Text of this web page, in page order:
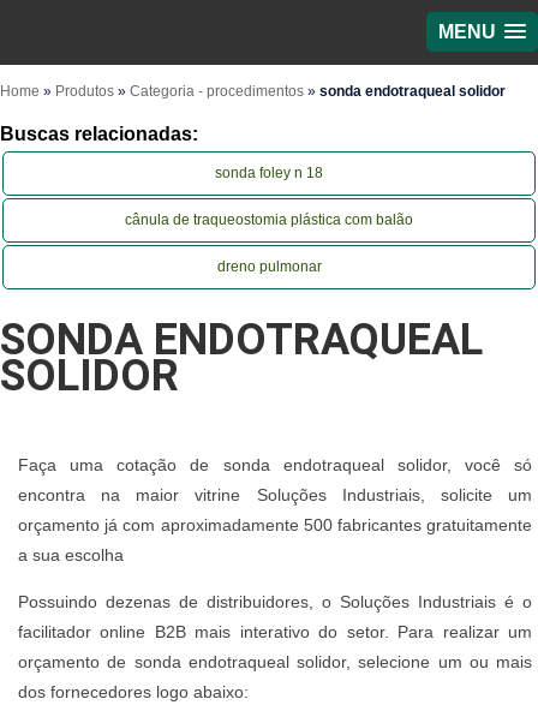
MENU
Home » Produtos » Categoria - procedimentos » sonda endotraqueal solidor
Buscas relacionadas:
sonda foley n 18
cânula de traqueostomia plástica com balão
dreno pulmonar
SONDA ENDOTRAQUEAL
SOLIDOR
Faça uma cotação de sonda endotraqueal solidor, você só
encontra na maior vitrine Soluções Industriais, solicite um
orçamento já com aproximadamente 500 fabricantes gratuitamente
a sua escolha
Possuindo dezenas de distribuidores, o Soluções Industriais é o
facilitador online B2B mais interativo do setor. Para realizar um
orçamento de sonda endotraqueal solidor, selecione um ou mais
dos fornecedores logo abaixo: